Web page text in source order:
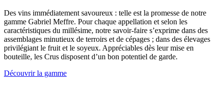
Des vins immédiatement savoureux : telle est la promesse de notre
gamme Gabriel Meffre. Pour chaque appellation et selon les
caractéristiques du millésime, notre savoir-faire s’exprime dans des
assemblages minutieux de terroirs et de cépages ; dans des élevages
privilégiant le fruit et le soyeux. Appréciables dès leur mise en
bouteille, les Crus disposent d’un bon potentiel de garde.
Découvrir la gamme